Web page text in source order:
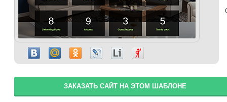
ЗАКАЗАТЬ САЙТ НА ЭТОМ ШАБЛОНЕ